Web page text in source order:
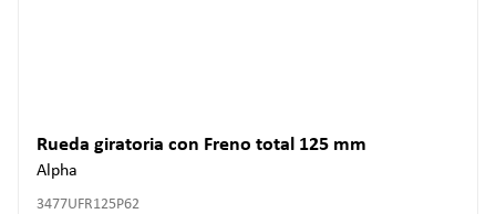
Rueda giratoria con Freno total 125 mm
Alpha
3477UFR125P62